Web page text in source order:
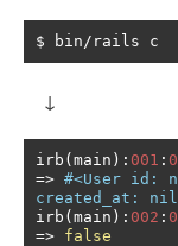
$ bin / rails c
↓
irb (main ): 001 : 0
=> #<User id:
created_at:
irb (main ): 002 : 0
=> false